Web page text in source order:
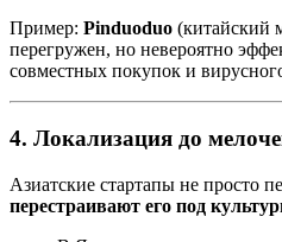
Пример: Pinduoduo (китайский
перегружен, но невероятно
совместных покупок и
4. Локализация до
Азиатские стартапы не просто
перестраивают его под